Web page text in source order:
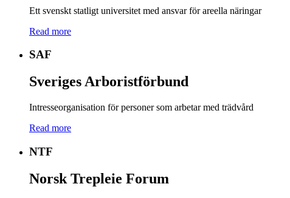
Ett svenskt statligt universitet med ansvar för areella näringar
Read more
SAF
Sveriges Arboristförbund
Intresseorganisation för personer som arbetar med trädvård
Read more
NTF
Norsk Trepleie Forum